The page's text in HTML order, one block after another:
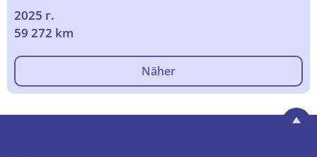
2025 г.
59 272 km
Näher